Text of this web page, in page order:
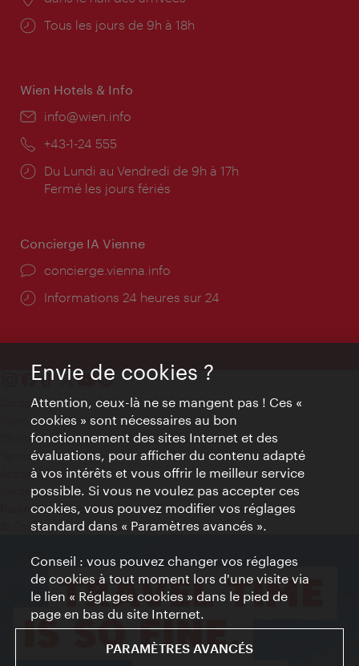
Horaires
Tous les jours de 9h à 18h
Wien Hotels & Info
E-
info@wien.info
Téléphone:
+43-1-24 555
Horaires
d'ouverture:
Du Lundi au Vendredi de 9h à 17h
Fermé les jours fériés
Concierge IA Vienne
Ort:
concierge.vienna.info
Öffnungszeiten:
Informations 24 heures sur 24
Contact
Mentions obligatoires
Charte sur le respect de la vie privée
Terms of Use
Accessibilité
Contact presse
Paramètres de cookies
© Copyright WienTourismus
Envie de cookies ?
Attention, ceux-là ne se mangent pas ! Ces «
cookies » sont nécessaires au bon
fonctionnement des sites Internet et des
évaluations, pour afficher du contenu adapté
à vos intérêts et vous offrir le meilleur service
possible. Si vous ne voulez pas accepter ces
cookies, vous pouvez modifier vos réglages
standard dans « Paramètres avancés ».
Conseil : vous pouvez changer vos réglages
de cookies à tout moment lors d'une visite via
le lien « Réglages cookies » dans le pied de
page en bas du site Internet.
PARAMÈTRES AVANCÉS